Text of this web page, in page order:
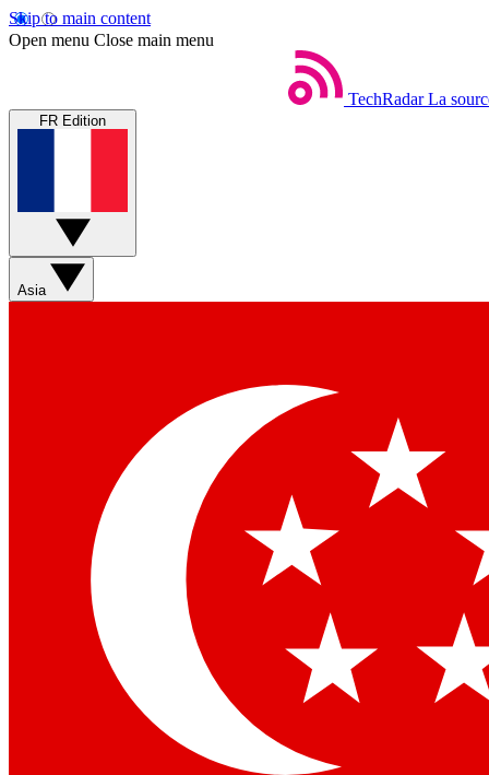
Skip to main content
Open menu Close main menu
TechRadar La
FR Edition
Asia